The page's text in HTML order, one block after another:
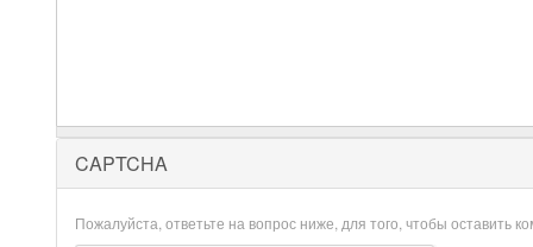
CAPTCHA
Пожалуйста, ответьте на вопрос ниже, для того, чтобы оставить